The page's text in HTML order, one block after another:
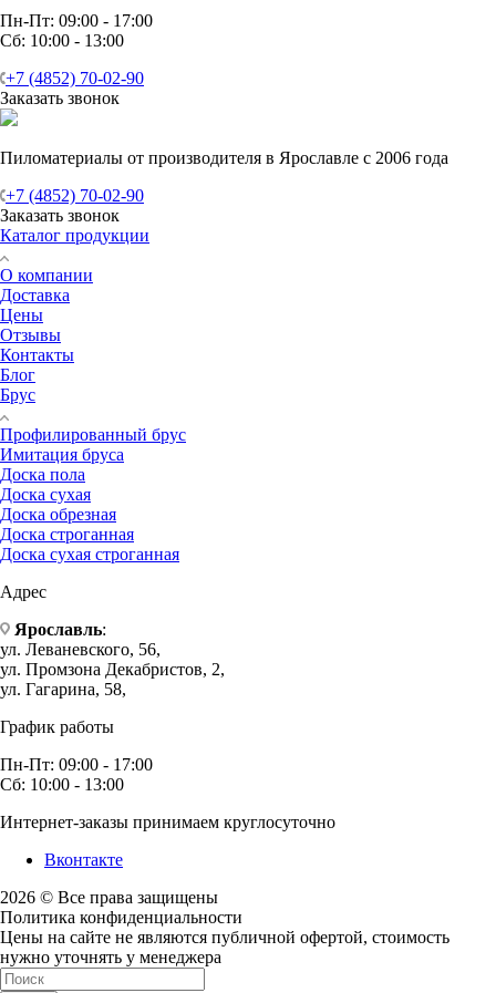
Пн-Пт: 09:00 - 17:00
Сб: 10:00 - 13:00
+7 (4852) 70-02-90
Заказать звонок
Пиломатериалы от производителя в Ярославле с 2006 года
+7 (4852) 70-02-90
Заказать звонок
Каталог продукции
О компании
Доставка
Цены
Отзывы
Контакты
Блог
Брус
Профилированный брус
Имитация бруса
Доска пола
Доска сухая
Доска обрезная
Доска строганная
Доска сухая строганная
Адрес
Ярославль:
ул. Леваневского, 56,
ул. Промзона Декабристов, 2,
ул. Гагарина, 58,
График работы
Пн-Пт: 09:00 - 17:00
Сб: 10:00 - 13:00
Интернет-заказы принимаем круглосуточно
Вконтакте
2026 © Все права защищены
Политика конфиденциальности
Цены на сайте не являются публичной офертой, стоимость
нужно уточнять у менеджера